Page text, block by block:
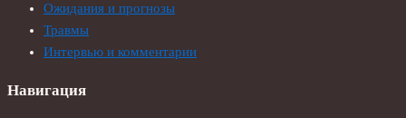
Ожидания и прогнозы
Травмы
Интервью и комментарии
Навигация